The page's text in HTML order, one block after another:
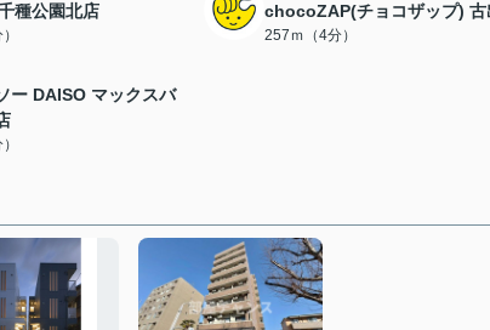
種公園北店 chocoZAP(チョコザップ) 古
257ｍ（4分）
ー DAISO マックスバ